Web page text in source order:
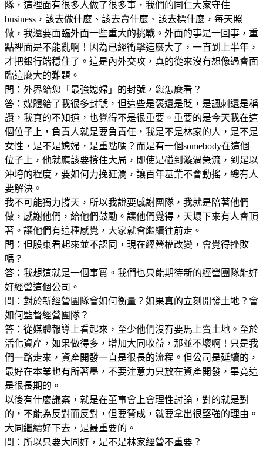
隊，這裡面有很多人做了很多事，我們的同仁大家守住
business，該去做什麼、該去賣什麼、該去標什麼，每天照
做，我還要面臨外面一些重大的挑戰。外面的事是一回事，重
點裡面是不能亂啊！因為已經衝擊這麼大了，一直到上半年，
才把銀行端穩住了。這是內外交攻，真的從來沒有想像過會面
臨這麼大的難題。
問：外界給您「最強媳婦」的封號，您怎麼看？
答：媒體給了我很多封號，但這些是褒還是貶，是諷刺還是稱
讚，我真的不知道，也覺得不是很重要。重要的是今天我在這
個位子上，負責人就是要負責任，我是不是林家的人，是不是
女性，是不是媳婦，是重點嗎？而是有一個somebody在這個
位子上，他就應該要撐住大局，即使是碰到漩渦急流，到足以
沖垮的程度，要如何力挽狂瀾，讓百年基業不會動搖，總有人
要解決。
我不可能獨力撐天，所以我說要感謝團隊，我就是陪著他們
做，感謝他們，給他們鼓勵。讓他們覺得，天塌下來有人會頂
著。讓他們有這種感覺，大家就會繼續往前走。
問：但股東看起來並不認同，現在經營權改變，會覺得挫敗
嗎？
答：我想這就是一個事實。我們也只能期待新的經營團隊能好
好經營這個公司。
問：對於新經營團隊會如何衡量？如果真的立刻開發土地？會
如何監督經營團隊？
答：從媒體報導上看起來，至少他們沒有要馬上賣土地。至於
活化資產，如果做得多，增加大同收益，那並不壞啊！只是我
們一路走來，資產開發一直是很長的流程。但公司是延續的，
最好在本業也有所著墨，不要注意力只放在資產開發，畢竟這
是很長期的。
以後有什麼議案，就是在董事會上會理性討論，對的就是對
的，不能為反對而反對，但要贊成，就要拿出很堅強的理由。
大同繼續好下去，是最重要的。
問：所以只要大同好，是不是林家經營不重要？